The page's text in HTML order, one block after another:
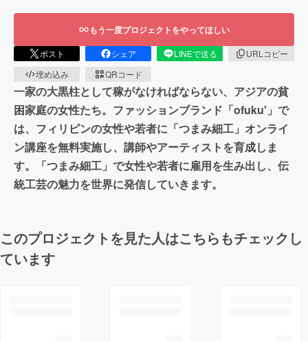
もう一度プロジェクトをやってほしい
ポスト シェア LINEで送る
URLコピー
埋め込み
QRコード
一家の大黒柱として稼がなければならない、アジアの貧
困家庭の女性たち。ファッションブランド「ofuku'」で
は、フィリピンの女性や若者に「つまみ細工」オンライ
ン講座を無料実施し、講師やアーティストを育成しま
す。「つまみ細工」で女性や若者に雇用を生み出し、伝
統工芸の魅力を世界に発信していきます。
このプロジェクトを見た人はこちらもチェックし
ています